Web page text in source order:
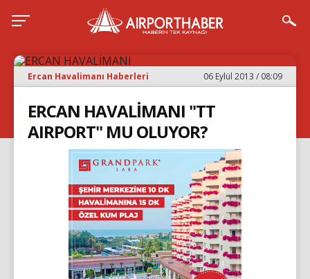
Ercan Havalimanı Haberleri 06 Eylül 2013 / 08:09
ERCAN HAVALİMANI "TT
AIRPORT" MU OLUYOR?